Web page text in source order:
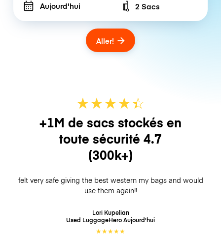
Aujourd'hui Number of bags
2 Sacs
Aller!
★★★★☆
★
+1M de sacs stockés en
toute sécurité 4.7
(300k+)
felt very safe giving the best western my bags and would
use them again!!
Lori Kupelian
Used LuggageHeroAujourd'hui
★★★★★